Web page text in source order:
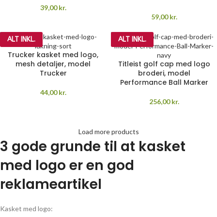
39,00kr.
59,00kr.
ALT INKL.
Trucker kasket med logo,
mesh detaljer, model
Trucker
44,00kr.
ALT INKL.
Titleist golf cap med logo
broderi, model
Performance Ball Marker
256,00kr.
Load more products
3 gode grunde til at kasket
med logo er en god
reklameartikel
Kasket med logo: